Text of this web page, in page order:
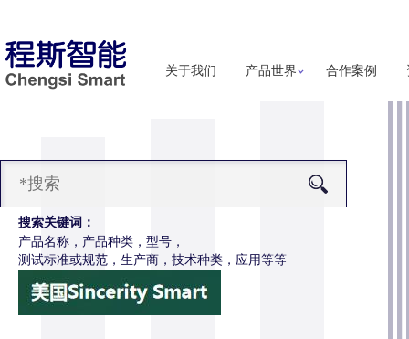
关于我们 产品世界 合作案例
搜索关键词：
产品名称，产品种类，型号，
测试标准或规范，生产商，技术种类，应用等等
电动轮椅车按键开关耐用性测试仪